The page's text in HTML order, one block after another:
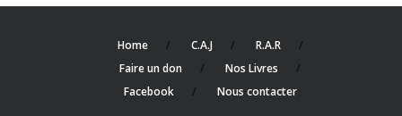
Home C.A.J
R.A.R
Faire un don
Nos Livres
Facebook
Nous contacter